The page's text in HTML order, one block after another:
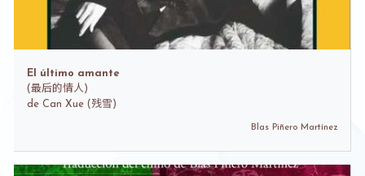
El último amante
(最后的情人)
de Can Xue (残雪)
Blas Piñero Martínez